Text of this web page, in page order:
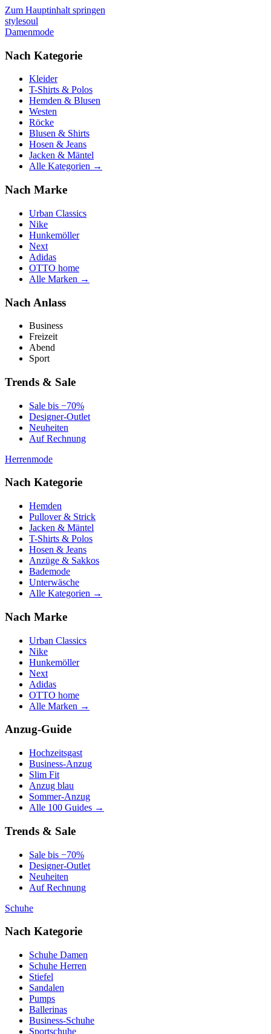
Zum Hauptinhalt springen
stylesoul
Damenmode
Nach Kategorie
Kleider
T-Shirts & Polos
Hemden & Blusen
Westen
Röcke
Blusen & Shirts
Hosen & Jeans
Jacken & Mäntel
Alle Kategorien →
Nach Marke
Urban Classics
Nike
Hunkemöller
Next
Adidas
OTTO home
Alle Marken →
Nach Anlass
Business
Freizeit
Abend
Sport
Trends & Sale
Sale bis −70%
Designer-Outlet
Neuheiten
Auf Rechnung
Herrenmode
Nach Kategorie
Hemden
Pullover & Strick
Jacken & Mäntel
T-Shirts & Polos
Hosen & Jeans
Anzüge & Sakkos
Bademode
Unterwäsche
Alle Kategorien →
Nach Marke
Urban Classics
Nike
Hunkemöller
Next
Adidas
OTTO home
Alle Marken →
Anzug-Guide
Hochzeitsgast
Business-Anzug
Slim Fit
Anzug blau
Sommer-Anzug
Alle 100 Guides →
Trends & Sale
Sale bis −70%
Designer-Outlet
Neuheiten
Auf Rechnung
Schuhe
Nach Kategorie
Schuhe Damen
Schuhe Herren
Stiefel
Sandalen
Pumps
Ballerinas
Business-Schuhe
Sportschuhe